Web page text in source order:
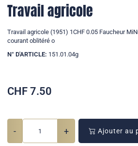
Travail agricole
Travail agricole (1951) 1CHF 0.05 Faucheur
courant oblitéré o
N° D'ARTICLE: 151.01.04g
CHF 7.50
- + Ajouter au